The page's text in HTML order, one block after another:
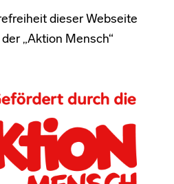
dieser Webseite
„Aktion Mensch“